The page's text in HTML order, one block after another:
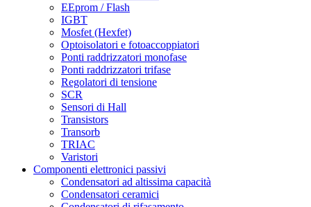
EEprom / Flash
IGBT
Mosfet (Hexfet)
Optoisolatori e fotoaccoppiatori
Ponti raddrizzatori monofase
Ponti raddrizzatori trifase
Regolatori di tensione
SCR
Sensori di Hall
Transistors
Transorb
TRIAC
Varistori
Componenti elettronici passivi
Condensatori ad altissima capacità
Condensatori ceramici